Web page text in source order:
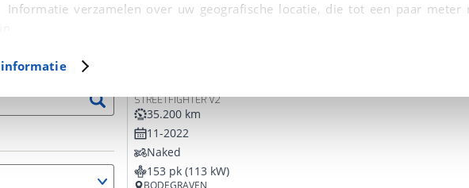
Informatie verzamelen over uw geografische locatie, die tot een paar meter
in. U kunt uw toestemming op elk moment wijzigen of
en vergelijkbare technieken zorgen we voor een betere en meer
cookies zorgen ervoor dat de website goed werkt. Ook gebruiken we
informatie
STREETFIGHTER V2
35.200 km
11-2022
Naked
153 pk (113 kW)
BODEGRAVEN